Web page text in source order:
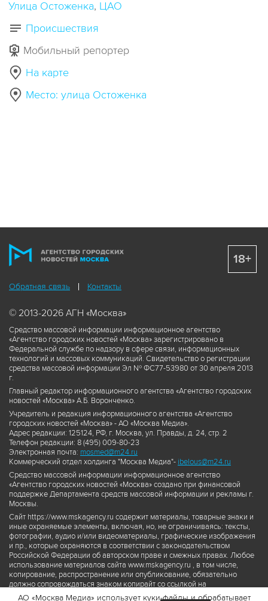
Улица Остоженка ЦАО
Происшествия
Мобильный репортер
На карте
Место: улица Остоженка
Обратная связь Контакты
© 2013-2026 АГН «Москва»
Средство массовой информации информационное агентство
«Агентство городских новостей «Москва» зарегистрировано в
Федеральной службе по надзору в сфере связи, информационных
технологий и массовых коммуникаций. Свидетельство о регистрации
средства массовой информации Эл № ФС77-53980 от 30 апреля 2013
г.
Главный редактор информационного агентства «Агентство городских
новостей «Москва» А.Б. Воронченко.
Учредитель и редакция информационного агентства «Агентство
городских новостей «Москва» - АО «Москва Медиа».
Адрес редакции: 125124, РФ, г. Москва, ул. Правды, д. 24, стр. 2
Телефон редакции: 8 (495) 009-80-23
Электронная почта: mosmed@m24.ru
Коммерческий отдел холдинга "Москва Медиа"- ibelous@m24.ru
Средство массовой информации информационное агентство
«Агентство городских новостей «Москва» создано при финансовой
поддержке Департамента средств массовой информации и рекламы г.
Москвы.
Сайт https://www.mskagency.ru содержит материалы, товарные знаки и
иные охраняемые элементы, включая, но, не ограничиваясь: тексты,
фотографии, аудио и/или видеоматериалы, графические изображения
и пр., которые охраняются в соответствии с законодательством
Российской Федерации об авторском праве и смежных правах. Любое
использование материалов сайта www.mskagency.ru , в том числе,
копирование, распространение или опубликование, обязательно
должно сопровождаться знаком копирайт со ссылкой на
правообладателя © АО «Москва Медиа», а также гиперссылкой на сайт
18+
АО «Москва Медиа» использует куки-файлы и обрабатывает